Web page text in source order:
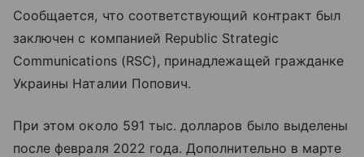
Сообщается, что соответствующий контракт был
заключен с компанией Republic Strategic
Communications (RSC), принадлежащей гражданке
Украины Наталии Попович.
При этом около 591 тыс. долларов было выделены
после февраля 2022 года. Дополнительно в марте